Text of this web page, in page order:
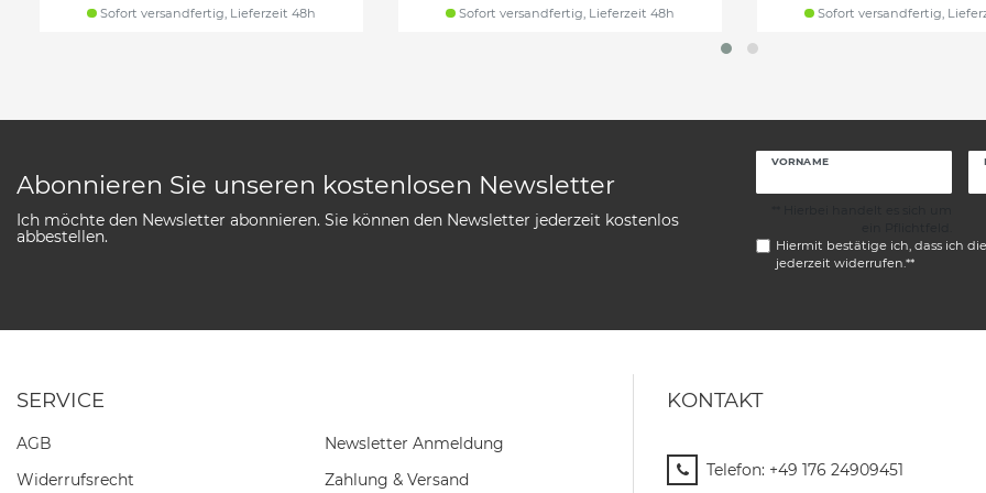
Sofort versandfertig, Lieferzeit 48h Sofort versandfertig, Lieferzeit 48h Sofort versandfertig,
Abonnieren Sie unseren kostenlosen Newsletter
Ich möchte den Newsletter abonnieren. Sie können den Newsletter jederzeit kostenlos
abbestellen.
VORNAME
Hiermit bestätige ich, dass ich die
jederzeit widerrufen.**
SERVICE
AGB
Widerrufs­recht
Newsletter Anmeldung
Zahlung & Versand
KONTAKT
Telefon: +49 176 24909451